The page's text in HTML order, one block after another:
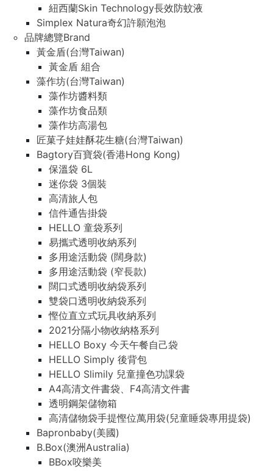
紐西蘭Skin Technology長效防蚊液
Simplex Natura奇幻許願泡泡
品牌總覽Brand
黃金盾(台灣Taiwan)
黃金盾 組合
藻作坊(台灣Taiwan)
藻作坊醬料類
藻作坊食品類
藻作坊高湯包
匠菓子娃娃酥花生糖(台灣Taiwan)
Bagtory百寶袋(香港Hong Kong)
保溫袋 6L
迷你袋 3個裝
高清旅人包
信件通告掛袋
HELLO 童袋系列
易攜式透明收納系列
多用途活動袋 (闊身款)
多用途活動袋 (窄長款)
闊口式透明收納袋系列
雙袋口透明收納袋系列
慳位直立式玩具收納系列
2021分隔小物收納格系列
HELLO Boxy 今天午餐自己袋
HELLO Simply 後背包
HELLO Slimily 兒童撞色功課袋
A4高清文件書袋、F4高清文件書
透明鋼架儲物箱
高清儲物袋手提慳位萬用袋(兒童睡袋專用提袋)
Bapronbaby(美國)
B.Box(澳洲Australia)
BBox咬樂美